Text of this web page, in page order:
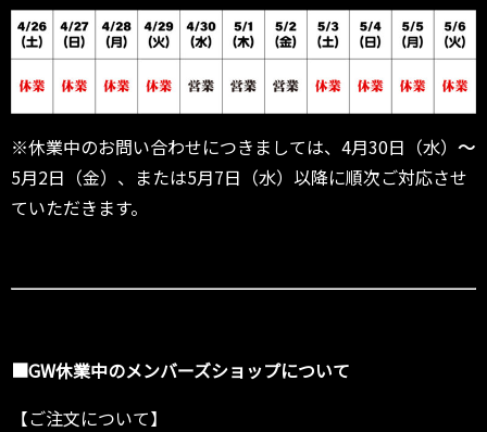
※休業中のお問い合わせにつきましては、4月30日（水） ～
5月2日（金）、または5月7日（水）以降に順次ご対応させ
ていただきます。
■GW休業中のメンバーズショップについて
【ご注文について】